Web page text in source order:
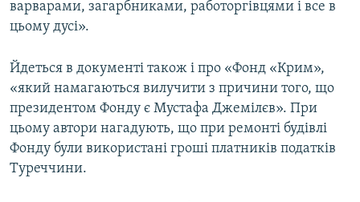
варварами, загарбниками, работоргівцями і все в
цьому дусі».
Йдеться в документі також і про «Фонд «Крим»,
«який намагаються вилучити з причини того, що
президентом Фонду є Мустафа Джемілєв». При
цьому автори нагадують, що при ремонті будівлі
Фонду були використані гроші платників податків
Туреччини.